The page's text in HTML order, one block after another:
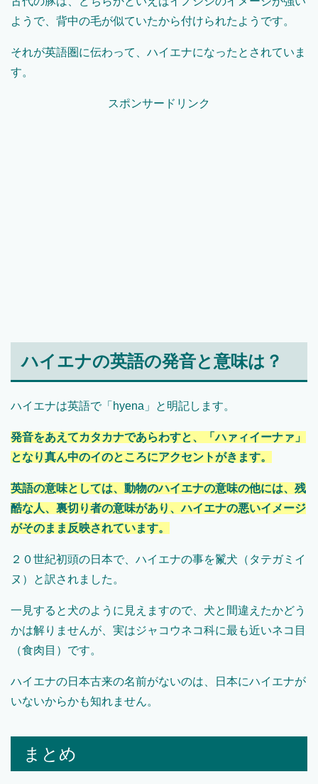
ようで、背中の毛が似ていたから付けられたようです。
それが英語圏に伝わって、ハイエナになったとされていま
す。
スポンサードリンク
ハイエナの英語の発音と意味は？
ハイエナは英語で「hyena」と明記します。
発音をあえてカタカナであらわすと、「ハァィイーナァ」
となり真ん中のイのところにアクセントがきます。
英語の意味としては、動物のハイエナの意味の他には、残
酷な人、裏切り者の意味があり、ハイエナの悪いイメージ
がそのまま反映されています。
２０世紀初頭の日本で、ハイエナの事を鬣犬（タテガミイ
ヌ）と訳されました。
一見すると犬のように見えますので、犬と間違えたかどう
かは解りませんが、実はジャコウネコ科に最も近いネコ目
（食肉目）です。
ハイエナの日本古来の名前がないのは、日本にハイエナが
いないからかも知れません。
まとめ